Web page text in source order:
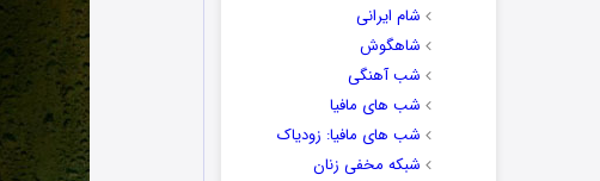
شام ایرانی
شاهگوش
شب آهنگی
شب های مافیا
شب های مافیا: زودیاک
شبکه مخفی زنان